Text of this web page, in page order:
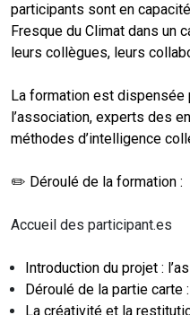
participants sont en
Fresque du Climat dans un
leurs collègues, leurs
La formation est dispensée
l’association, experts des
méthodes d’intelligence
✏️ Déroulé de la formation :
Accueil des participant.es
Introduction du projet :
Déroulé de la partie carte
La créativité et la